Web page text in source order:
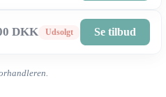
DKK Udsolgt Se tilbud